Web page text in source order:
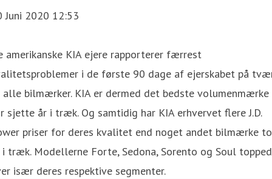
Juni 2020 12:53
amerikanske KIA ejere rapporterer færrest
i de første 90 dage af ejerskabet på
bilmærker. KIA er dermed det bedste volumenmærke
sjette år i træk. Og samtidig har KIA erhvervet flere J.D.
priser for deres kvalitet end noget andet bilmærke to
i træk. Modellerne Forte, Sedona, Sorento og Soul
især deres respektive segmenter.